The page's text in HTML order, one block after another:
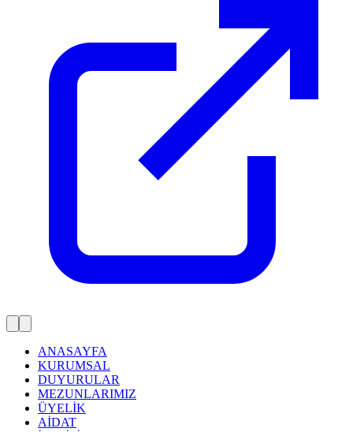
ANASAYFA
KURUMSAL
DUYURULAR
MEZUNLARIMIZ
ÜYELİK
AİDAT